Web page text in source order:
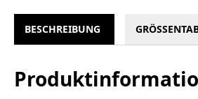
BESCHREIBUNG